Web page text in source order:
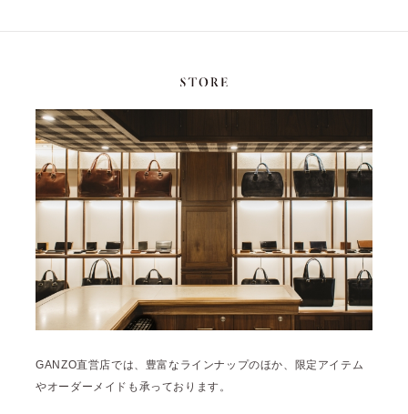
GANZO直営店では、豊富なラインナップのほか、限定アイテム
やオーダーメイドも承っております。